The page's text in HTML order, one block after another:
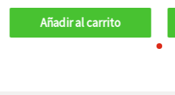
Añadir al carrito